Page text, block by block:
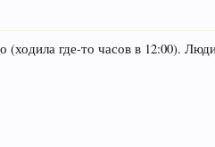
где-то часов в 12:00).